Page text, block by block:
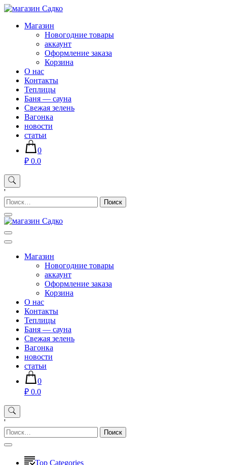
Skip
content
Магазин хозяйственных товаров для дома сада огорода —
sadko59.ru
Магазин
Новогодние товары
аккаунт
Оформление заказа
Корзина
О нас
Контакты
Теплицы
Баня — сауна
Свежая зелень
Вагонка
новости
статьи
0
₽ 0.0
'
Найти:
Магазин
Новогодние товары
аккаунт
Оформление заказа
Корзина
О нас
Контакты
Теплицы
Баня — сауна
Свежая зелень
Вагонка
новости
статьи
0
₽ 0.0
'
Найти:
Top Categories